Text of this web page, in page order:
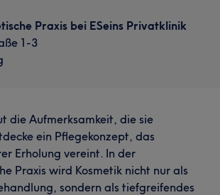
Praxis bei ESeins Privatklinik
1-3
die Aufmerksamkeit, die sie
ein Pflegekonzept, das
Erholung vereint. In der
Praxis wird Kosmetik nicht nur als
sondern als tiefgreifendes